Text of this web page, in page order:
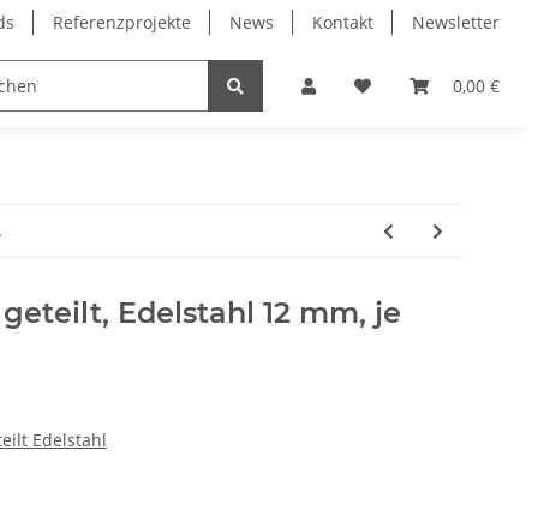
Referenzprojekte News Kontakt Newsletter
0,00 €
Lagertechnik Lineartechnik
Edelstahl 12 mm, je
Edelstahl